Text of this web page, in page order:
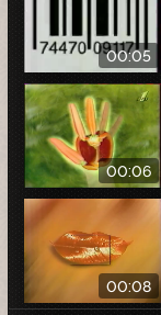
00:05
00:06
00:08